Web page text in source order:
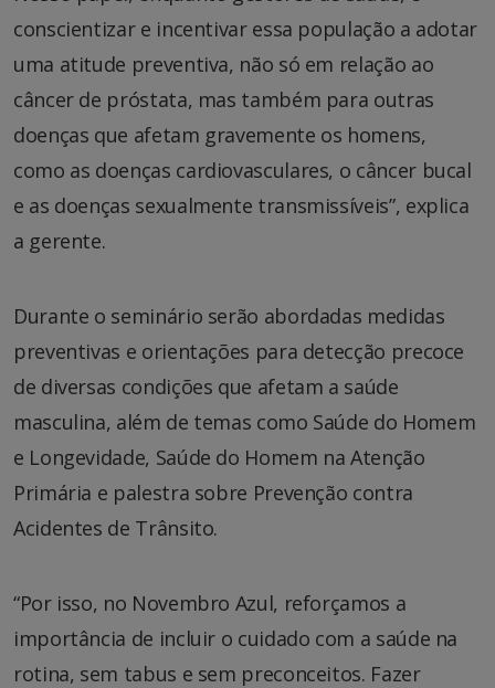
conscientizar e incentivar essa população a adotar
uma atitude preventiva, não só em relação ao
câncer de próstata, mas também para outras
doenças que afetam gravemente os homens,
como as doenças cardiovasculares, o câncer bucal
e as doenças sexualmente transmissíveis”, explica
a gerente.
Durante o seminário serão abordadas medidas
preventivas e orientações para detecção precoce
de diversas condições que afetam a saúde
masculina, além de temas como Saúde do Homem
e Longevidade, Saúde do Homem na Atenção
Primária e palestra sobre Prevenção contra
Acidentes de Trânsito.
“Por isso, no Novembro Azul, reforçamos a
importância de incluir o cuidado com a saúde na
rotina, sem tabus e sem preconceitos. Fazer